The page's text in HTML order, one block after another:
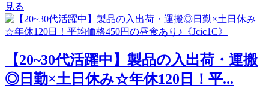
見る
【20~30代活躍中】製品の入出荷・運搬
◎日勤×土日休み☆年休120日！平...